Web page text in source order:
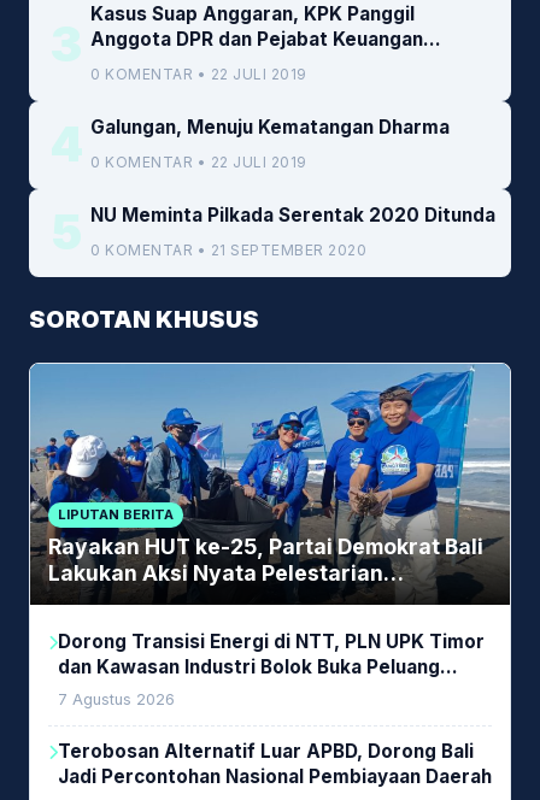
3
Kasus Suap Anggaran, KPK Panggil
Anggota DPR dan Pejabat Keuangan
Kemenkeu
0 KOMENTAR • 22 JULI 2019
4 Galungan, Menuju Kematangan Dharma
0 KOMENTAR • 22 JULI 2019
5 NU Meminta Pilkada Serentak 2020 Ditunda
0 KOMENTAR • 21 SEPTEMBER 2020
SOROTAN KHUSUS
LIPUTAN BERITA
Rayakan HUT ke-25, Partai Demokrat Bali
Lakukan Aksi Nyata Pelestarian
Lingkungan
Dorong Transisi Energi di NTT, PLN UPK Timor
dan Kawasan Industri Bolok Buka Peluang
Investasi Woodchip untuk Cofiring PLTU Bolok
7 Agustus 2026
Terobosan Alternatif Luar APBD, Dorong Bali
Jadi Percontohan Nasional Pembiayaan Daerah